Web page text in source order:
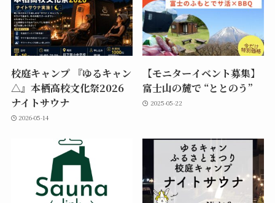
校庭キャンプ 『ゆるキャン
△』本栖高校文化祭2026
ナイトサウナ
2026-05-14
【モニターイベント募集】
富士山の麓で “ととのう”
2025-05-22